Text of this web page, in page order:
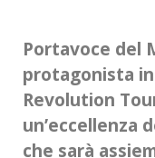
Portavoce del
protagonista
Revolution
un’eccellenza
che sarà